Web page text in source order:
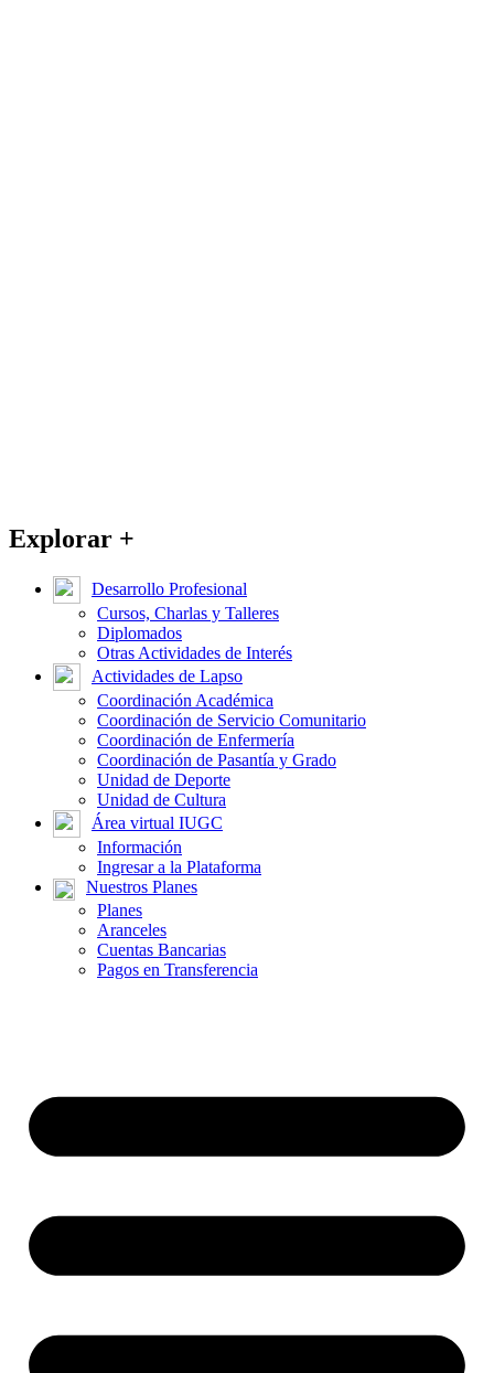
Explorar +
Desarrollo Profesional
Cursos, Charlas y Talleres
Diplomados
Otras Actividades de Interés
Actividades de Lapso
Coordinación Académica
Coordinación de Servicio Comunitario
Coordinación de Enfermería
Coordinación de Pasantía y Grado
Unidad de Deporte
Unidad de Cultura
Área virtual IUGC
Información
Ingresar a la Plataforma
Nuestros Planes
Planes
Aranceles
Cuentas Bancarias
Pagos en Transferencia